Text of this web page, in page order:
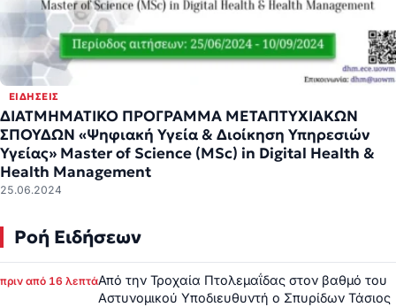
ΕΙΔΉΣΕΙΣ
ΔΙΑΤΜΗΜΑΤΙΚΟ ΠΡΟΓΡΑΜΜΑ ΜΕΤΑΠΤΥΧΙΑΚΩΝ
ΣΠΟΥΔΩΝ «Ψηφιακή Υγεία & Διοίκηση Υπηρεσιών
Υγείας» Master of Science (MSc) in Digital Health &
Health Management
25.06.2024
Ροή Ειδήσεων
πριν από 16 λεπτάΑπό την Τροχαία Πτολεμαΐδας στον βαθμό του
Αστυνομικού Υποδιευθυντή ο Σπυρίδων Τάσιος